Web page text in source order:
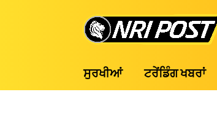
Post
ਸੁਰਖੀਆਂ ਟਰੇਂਡਿੰਗ ਖਬਰਾਂ